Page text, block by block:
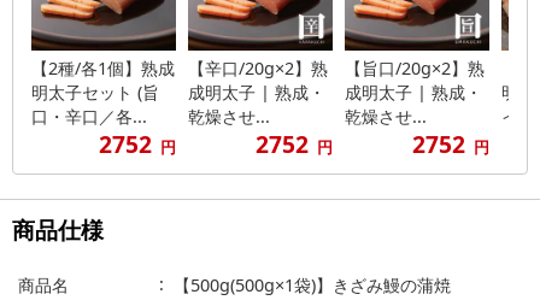
【2種/各1個】熟成
明太子セット (旨
口・辛口／各...
2752 円
【辛口/20g×2】熟
成明太子 | 熟成・
乾燥させ...
2752 円
【旨口/20g×2】熟
成明太子 | 熟成・
乾燥させ...
2752 円
明
イ
商品仕様
商品名
【500g(500g×1袋)】きざみ鰻の蒲焼